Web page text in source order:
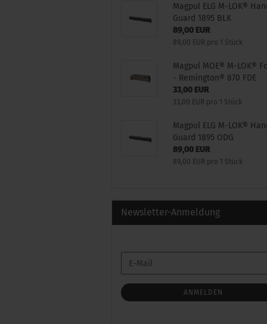
Magpul ELG M-LOK®
Guard 1895 BLK
89,00 EUR
89,00 EUR pro 1 Stück
Magpul MOE® M-LOK®
- Remington® 870 FDE
33,00 EUR
33,00 EUR pro 1 Stück
Magpul ELG M-LOK®
Guard 1895 ODG
89,00 EUR
89,00 EUR pro 1 Stück
Newsletter-Anmeldung
ZUR
ANMELDUNG
E-
Mail
ANMELDEN